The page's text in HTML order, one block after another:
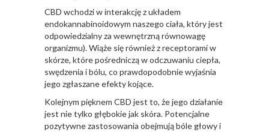
CBD wchodzi w interakcję z układem
endokannabinoidowym naszego ciała, który jest
odpowiedzialny za wewnętrzną równowagę
organizmu). Wiąże się również z receptorami w
skórze, które pośredniczą w odczuwaniu ciepła,
swędzenia i bólu, co prawdopodobnie wyjaśnia
jego zgłaszane efekty kojące.
Kolejnym pięknem CBD jest to, że jego działanie
jest nie tylko głębokie jak skóra. Potencjalne
pozytywne zastosowania obejmują bóle głowy i